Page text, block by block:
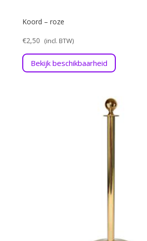
Koord – roze
€2,50
Bekijk beschikbaarheid